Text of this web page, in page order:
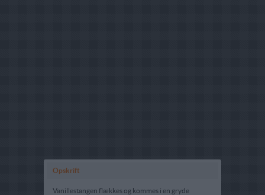
Opskrift
Vanillestangen flækkes og kommes i en gryde